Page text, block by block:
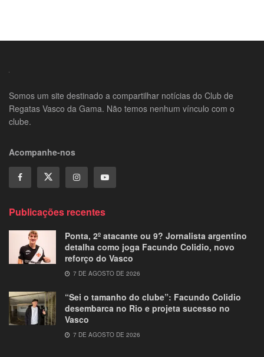
Somos um site destinado a compartilhar notícias do Club de
Regatas Vasco da Gama. Não temos nenhum vínculo com o
clube.
Acompanhe-nos
Publicações recentes
Ponta, 2º atacante ou 9? Jornalista argentino
detalha como joga Facundo Colidio, novo
reforço do Vasco
7 DE AGOSTO DE 2026
“Sei o tamanho do clube”: Facundo Colidio
desembarca no Rio e projeta sucesso no
Vasco
7 DE AGOSTO DE 2026